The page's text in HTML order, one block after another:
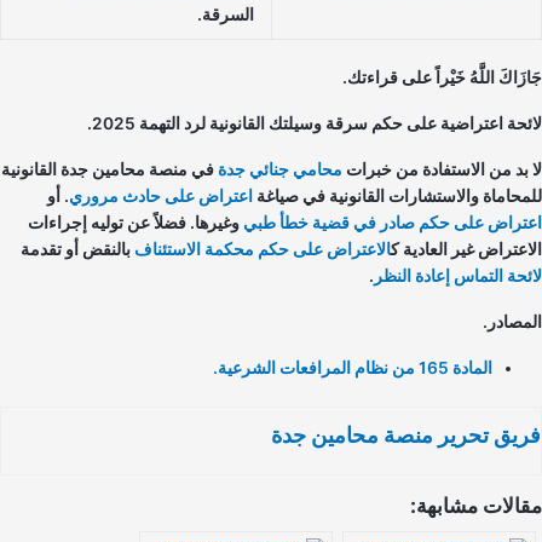
السرقة.
اللَّهُ خَيْراً على قراءتك.
اعتراضية على حكم سرقة وسيلتك القانونية لرد التهمة 2025.
بد من الاستفادة من خبراتمحامي جنائي جدةفي منصة محامين جدة القانونية
والاستشارات القانونية في صياغةاعتراض على حادث مروري . أو
على حكم صادر في قضية خطأ طبيوغيرها. فضلاً عن توليه إجراءات
غير العادية كالاعتراض على حكم محكمة الاستئنافبالنقض أو تقدمة
التماس إعادة النظر.
المادة 165 من نظام المرافعات الشرعية.
تحرير منصة محامين جدة
مشابهة: